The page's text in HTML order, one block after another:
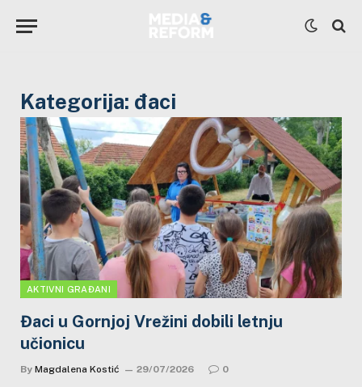
Kategorija: đaci
AKTIVNI GRAĐANI
Đaci u Gornjoj Vrežini dobili letnju
učionicu
By Magdalena Kostić 29/07/2026 0